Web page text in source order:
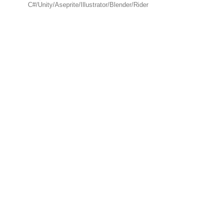
C#/Unity/Aseprite/Illustrator/Blender/Rider